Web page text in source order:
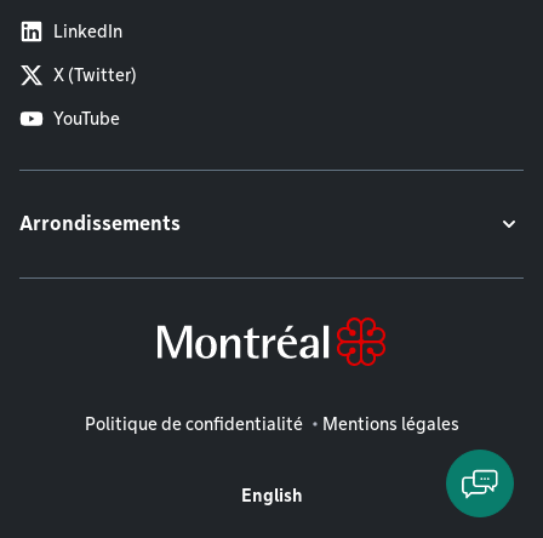
LinkedIn
X (Twitter)
YouTube
Arrondissements
Mentions légales
Politique de confidentialité Mentions légales
English